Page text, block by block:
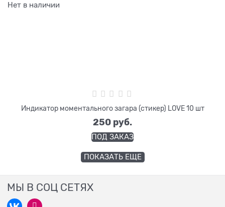
Нет в наличии
Индикатор моментального загара (стикер) LOVE 10 шт
250 руб.
ПОД ЗАКАЗ
ПОКАЗАТЬ ЕЩЕ
МЫ В СОЦ СЕТЯХ